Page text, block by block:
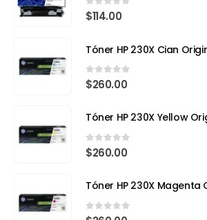
0out of 5
$114.00
0out of 5
$260.00
0out of 5
$260.00
0out of 5